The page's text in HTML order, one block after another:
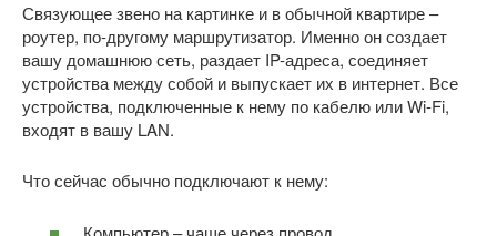
Связующее звено на картинке и в обычной квартире –
роутер, по-другому маршрутизатор. Именно он создает
вашу домашнюю сеть, раздает IP-адреса, соединяет
устройства между собой и выпускает их в интернет. Все
устройства, подключенные к нему по кабелю или Wi-Fi,
входят в вашу LAN.
Что сейчас обычно подключают к нему: